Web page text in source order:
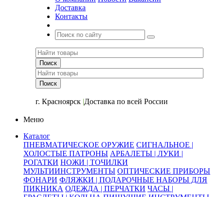
Доставка
Контакты
г. Красноярск |Доставка по всей России
Меню
Каталог
ПНЕВМАТИЧЕСКОЕ ОРУЖИЕ СИГНАЛЬНОЕ |
ХОЛОСТЫЕ ПАТРОНЫ АРБАЛЕТЫ | ЛУКИ |
РОГАТКИ НОЖИ | ТОЧИЛКИ
МУЛЬТИИНСТРУМЕНТЫ ОПТИЧЕСКИЕ ПРИБОРЫ
ФОНАРИ ФЛЯЖКИ | ПОДАРОЧНЫЕ НАБОРЫ ДЛЯ
ПИКНИКА ОДЕЖДА | ПЕРЧАТКИ ЧАСЫ |